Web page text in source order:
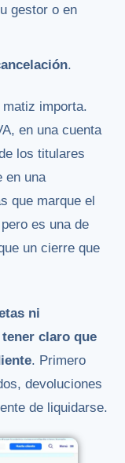
gestor o en
.
importa.
en una cuenta
los titulares
en una
que marque el
es una de
un cierre que
ni
claro que
. Primero
devoluciones
de liquidarse.